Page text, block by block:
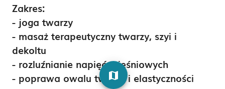
Zakres:
- joga twarzy
- masaż terapeutyczny twarzy, szyi i
dekoltu
- rozluźnianie napięć mięśniowych
- poprawa owalu twarzy i elastyczności
map